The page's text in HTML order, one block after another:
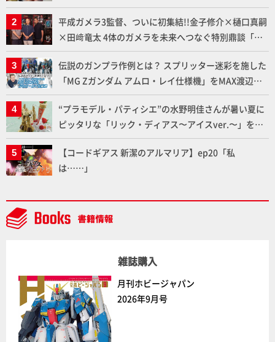
いプラモデルの基礎：スジ彫りとパネルライン】
平成ガメラ3監督、ついに初集結!!金子修介×樋口真嗣
×田﨑竜太 4体のガメラを未来へつなぐ特別鼎談「ガ
メラ永久保存化プロジェクト FINAL」
伝説のガンプラ作例とは？ スプリッター迷彩を施した
「MG Zガンダム アムロ・レイ仕様機」をMAX渡辺が
ふたたび塗る!!【試し読み】
“プラモデル・パティシエ”の水野明佳さんが暑い夏に
ピッタリな「リック・ディアス〜アイスver.〜」を製
作【ガンダムフォワード Vol.11抜粋】
【コードギアス 新潔のアルマリア】ep20「私
は……」
雑誌購入
月刊ホビージャパン
2026年9月号